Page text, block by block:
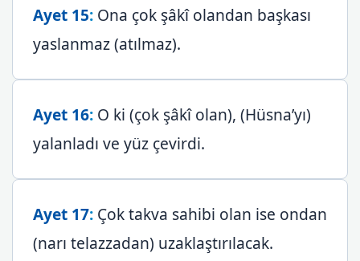
Ayet 15: Ona çok şâkî olandan başkası
yaslanmaz (atılmaz).
Ayet 16: O ki (çok şâkî olan), (Hüsna’yı)
yalanladı ve yüz çevirdi.
Ayet 17: Çok takva sahibi olan ise ondan
(narı telazzadan) uzaklaştırılacak.